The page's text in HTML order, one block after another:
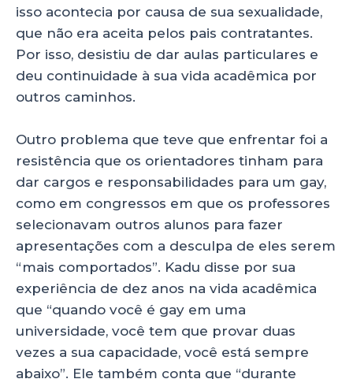
isso acontecia por causa de sua sexualidade,
que não era aceita pelos pais contratantes.
Por isso, desistiu de dar aulas particulares e
deu continuidade à sua vida acadêmica por
outros caminhos.
Outro problema que teve que enfrentar foi a
resistência que os orientadores tinham para
dar cargos e responsabilidades para um gay,
como em congressos em que os professores
selecionavam outros alunos para fazer
apresentações com a desculpa de eles serem
“mais comportados”. Kadu disse por sua
experiência de dez anos na vida acadêmica
que “quando você é gay em uma
universidade, você tem que provar duas
vezes a sua capacidade, você está sempre
abaixo”. Ele também conta que “durante